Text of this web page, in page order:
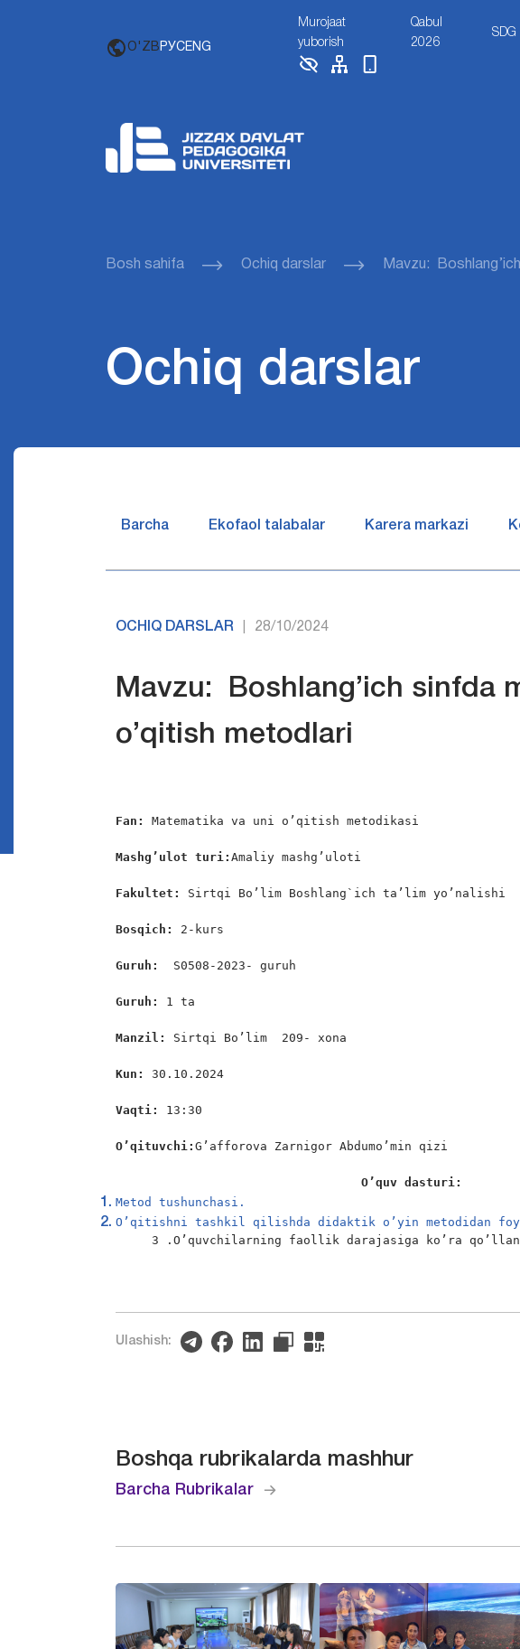
O'ZB РУСENG
Murojaat
yuborish
Qabul
2026
SDG
Bosh sahifa Ochiq darslar Mavzu:
Ochiq darslar
Barcha Ekofaol talabalar Karera markazi
OCHIQ DARSLAR 28/10/2024
Mavzu: Boshlang’ich sinfda
o’qitish metodlari
Fan: Matematika va uni o’qitish metodikasi
Mashg’ulot turi:Amaliy mashg’uloti
Fakultet: Sirtqi Bo’lim Boshlang`ich ta’lim yo’nalishi
Bosqich: 2-kurs
Guruh: S0508-2023- guruh
Guruh: 1 ta
Manzil: Sirtqi Bo’lim  209- xona
Kun: 30.10.2024
Vaqti: 13:30
O’qituvchi:G’afforova Zarnigor Abdumo’min qizi
O’quv dasturi:
Metod tushunchasi.
O’qitishni tashkil qilishda didaktik o’yin metodidan
3 .O’quvchilarning faollik darajasiga ko’ra
Ulashish:
Boshqa rubrikalarda mashhur
Barcha Rubrikalar